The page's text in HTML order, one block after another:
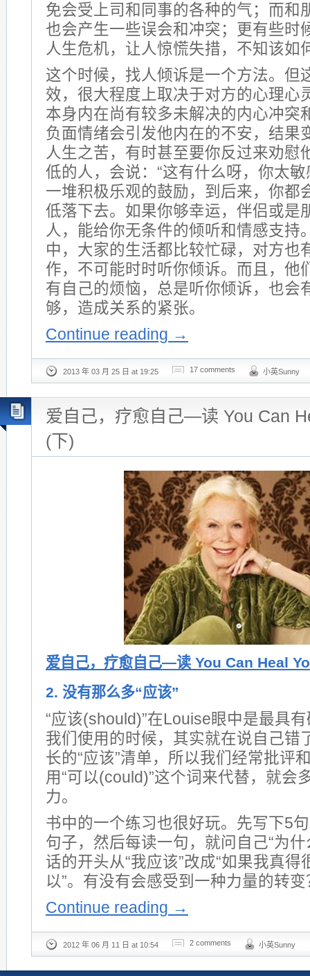
免会受上司和同事的各种的气；而和
也会产生一些误会和冲突；更有些时
人生危机，让人惊慌失措，不知该如
这个时候，找人倾诉是一个方法。但
效，很大程度上取决于对方的心理心
本身内在尚有较多未解决的内心冲突
负面情绪会引发他内在的不安，结果
人生之苦，有时甚至要你反过来劝慰
低的人，会说：“这有什么呀，你太
一堆积极乐观的鼓励，到后来，你都
低落下去。如果你够幸运，伴侣或是
人，能给你无条件的倾听和情感支持
中，大家的生活都比较忙碌，对方也
作，不可能时时听你倾诉。而且，他
有自己的烦恼，总是听你倾诉，也会
够，造成关系的紧张。
Continue reading →
2013 年 03 月 25 日 at 19:25 17 comments 小英Sunny
爱自己，疗愈自己—读 You Can
(下)
爱自己，疗愈自己—读 You Can Heal
2. 没有那么多“应该”
“应该(should)”在Louise眼中是最具
我们使用的时候，其实就在说自己错
长的“应该”清单，所以我们经常批评
用“可以(could)”这个词来代替，就会
力。
书中的一个练习也很好玩。先写下5
句子，然后每读一句，就问自己“为
话的开头从“我应该”改成“如果我真
以”。有没有会感受到一种力量的转变
Continue reading →
2012 年 06 月 11 日 at 10:54 2 comments 小英Sunny